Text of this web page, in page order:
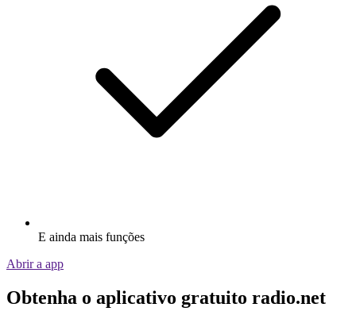
E ainda mais funções
Abrir a app
Obtenha o aplicativo gratuito radio.net